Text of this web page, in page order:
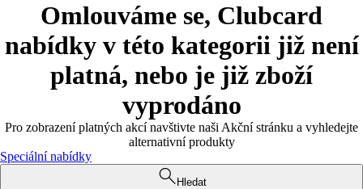
Omlouváme se, Clubcard
nabídky v této kategorii již není
platná, nebo je již zboží
vyprodáno
Pro zobrazení platných akcí navštivte naši Akční stránku a vyhledejte
alternativní produkty
Speciální nabídky
Hledat